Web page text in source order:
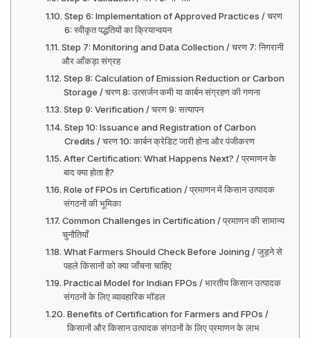
Step 6: Implementation of Approved Practices / चरण
6: स्वीकृत पद्धतियों का क्रियान्वयन
Step 7: Monitoring and Data Collection / चरण 7: निगरानी
और आँकड़ा संग्रह
Step 8: Calculation of Emission Reduction or Carbon
Storage / चरण 8: उत्सर्जन कमी या कार्बन संग्रहण की गणना
Step 9: Verification / चरण 9: सत्यापन
Step 10: Issuance and Registration of Carbon
Credits / चरण 10: कार्बन क्रेडिट जारी होना और पंजीकरण
After Certification: What Happens Next? / प्रमाणन के
बाद क्या होता है?
Role of FPOs in Certification / प्रमाणन में किसान उत्पादक
संगठनों की भूमिका
Common Challenges in Certification / प्रमाणन की सामान्य
चुनौतियाँ
What Farmers Should Check Before Joining / जुड़ने से
पहले किसानों को क्या जाँचना चाहिए
Practical Model for Indian FPOs / भारतीय किसान उत्पादक
संगठनों के लिए व्यावहारिक मॉडल
Benefits of Certification for Farmers and FPOs /
किसानों और किसान उत्पादक संगठनों के लिए प्रमाणन के लाभ